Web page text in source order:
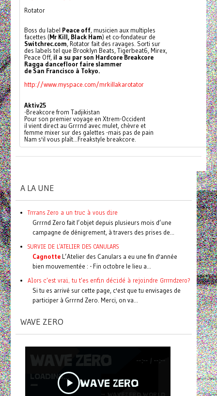
Rotator
Boss du label Peace off, musicien aux multiples
facettes (Mr Kill, Black Ham) et co-fondateur de
Switchrec.com, Rotator fait des ravages. Sorti sur
des labels tel que Brooklyn Beats, Tigerbeat6, Mirex,
Peace Off, il a su par son Hardcore Breakcore
Ragga dancefloor faire slammer
de San Francisco à Tokyo.
http://www.myspace.com/mrkillakarotator
Aktiv25
-Breakcore from Tadjikistan
Pour son premier voyage en Xtrem-Occident
il vient direct au Grrrnd avec mulet, chèvre et
femme mixer sur des galettes -mais pas de pain
Nam s'il vous plaît...Freakstyle breakcore.
A LA UNE
Trrrans Zero a un truc à vous dire
Grrrnd Zero fait l’objet depuis plusieurs mois d’une
campagne de dénigrement, à travers des prises de...
SURVIE DE L'ATELIER DES CANULARS
CagnotteL’Atelier des Canulars a eu une fin d'année
bien mouvementée : - Fin octobre le lieu a...
Alors c'est vrai, tu t'es enfin décidé à rejoindre Grrrndzero?
Si tu es arrivé sur cette page, c'est que tu envisages de
participer à Grrrnd Zero. Merci, on va...
WAVE ZERO